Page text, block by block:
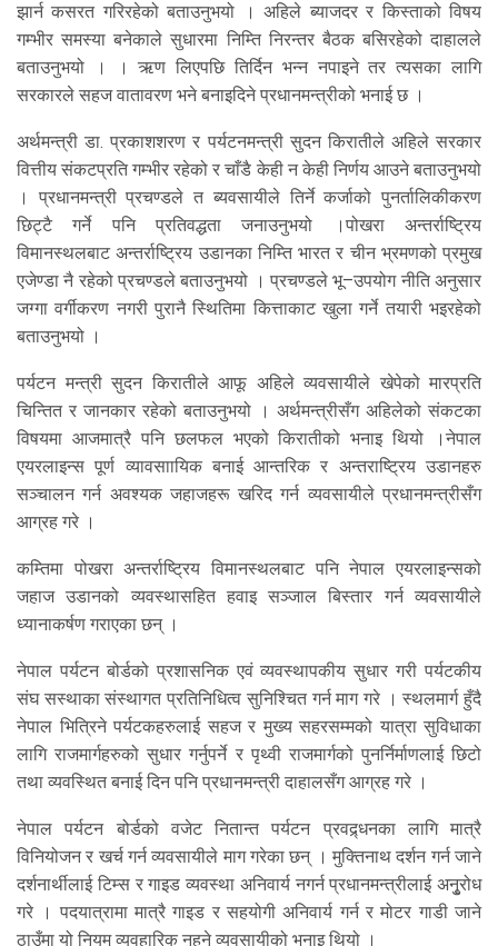
झार्न कसरत गरिरहेको बताउनुभयो । अहिले ब्याजदर र किस्ताको विषय
गम्भीर समस्या बनेकाले सुधारमा निम्ति निरन्तर बैठक बसिरहेको दाहालले
बताउनुभयो । । ऋण लिएपछि तिर्दिन भन्न नपाइने तर त्यसका लागि
सरकारले सहज वातावरण भने बनाइदिने प्रधानमन्त्रीको भनाई छ ।
अर्थमन्त्री डा. प्रकाशशरण र पर्यटनमन्त्री सुदन किरातीले अहिले सरकार
वित्तीय संकटप्रति गम्भीर रहेको र चाँडै केही न केही निर्णय आउने बताउनुभयो
। प्रधानमन्त्री प्रचण्डले त ब्यवसायीले तिर्ने कर्जाको पुनर्तालिकीकरण
छिट्टै गर्ने पनि प्रतिवद्धता जनाउनुभयो ।पोखरा अन्तर्राष्ट्रिय
विमानस्थलबाट अन्तर्राष्ट्रिय उडानका निम्ति भारत र चीन भ्रमणको प्रमुख
एजेण्डा नै रहेको प्रचण्डले बताउनुभयो । प्रचण्डले भू–उपयोग नीति अनुसार
जग्गा वर्गीकरण नगरी पुरानै स्थितिमा कित्ताकाट खुला गर्ने तयारी भइरहेको
बताउनुभयो ।
पर्यटन मन्त्री सुदन किरातीले आफू अहिले व्यवसायीले खेपेको मारप्रति
चिन्तित र जानकार रहेको बताउनुभयो । अर्थमन्त्रीसँग अहिलेको संकटका
विषयमा आजमात्रै पनि छलफल भएको किरातीको भनाइ थियो ।नेपाल
एयरलाइन्स पूर्ण व्यावसाायिक बनाई आन्तरिक र अन्तराष्ट्रिय उडानहरु
सञ्चालन गर्न अवश्यक जहाजहरू खरिद गर्न व्यवसायीले प्रधानमन्त्रीसँग
आग्रह गरे ।
कम्तिमा पोखरा अन्तर्राष्ट्रिय विमानस्थलबाट पनि नेपाल एयरलाइन्सको
जहाज उडानको व्यवस्थासहित हवाइ सञ्जाल बिस्तार गर्न व्यवसायीले
ध्यानाकर्षण गराएका छन् ।
नेपाल पर्यटन बोर्डको प्रशासनिक एवं व्यवस्थापकीय सुधार गरी पर्यटकीय
संघ सस्थाका संस्थागत प्रतिनिधित्व सुनिश्चित गर्न माग गरे । स्थलमार्ग हुँदै
नेपाल भित्रिने पर्यटकहरुलाई सहज र मुख्य सहरसम्मको यात्रा सुविधाका
लागि राजमार्गहरुको सुधार गर्नुपर्ने र पृथ्वी राजमार्गको पुनर्निर्माणलाई छिटो
तथा व्यवस्थित बनाई दिन पनि प्रधानमन्त्री दाहालसँग आग्रह गरे ।
नेपाल पर्यटन बोर्डको वजेट नितान्त पर्यटन प्रवद्र्धनका लागि मात्रै
विनियोजन र खर्च गर्न व्यवसायीले माग गरेका छन् । मुक्तिनाथ दर्शन गर्न जाने
दर्शनार्थीलाई टिम्स र गाइड व्यवस्था अनिवार्य नगर्न प्रधानमन्त्रीलाई अनुृरोध
गरे । पदयात्रामा मात्रै गाइड र सहयोगी अनिवार्य गर्न र मोटर गाडी जाने
ठाउँमा यो नियम व्यवहारिक नहुने व्यवसायीको भनाइ थियो ।